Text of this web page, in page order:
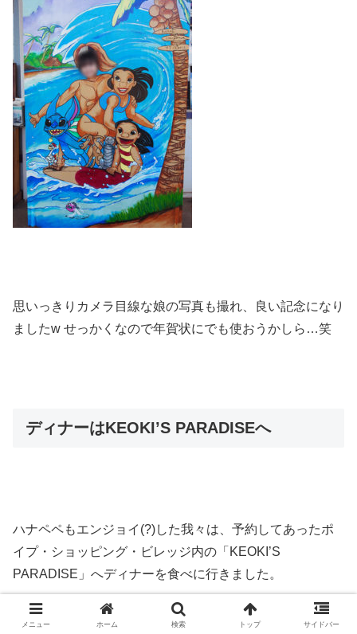
思いっきりカメラ目線な娘の写真も撮れ、良い記念になり
ましたw せっかくなので年賀状にでも使おうかしら…笑
ディナーはKEOKI’S PARADISEへ
ハナペペもエンジョイ(?)した我々は、予約してあったポ
イプ・ショッピング・ビレッジ内の「KEOKI’S
PARADISE」へディナーを食べに行きました。
メニュー ホーム 検索 トップ サイドバー